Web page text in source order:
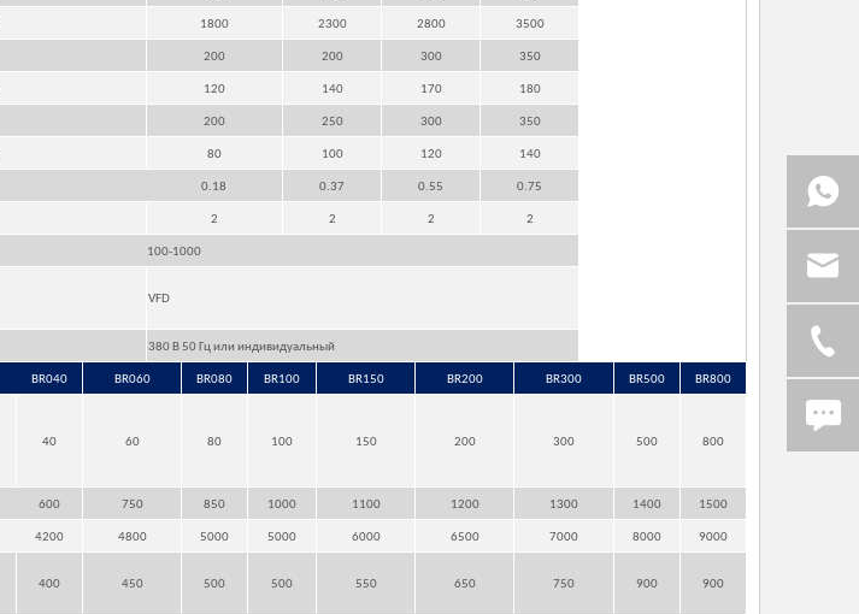
1800 2300 2800 3500
200 200 300 350
120 140 170 180
200 250 300 350
80 100 120 140
0.18 0.37 0.55 0.75
2 2 2 2
100-1000
VFD
380 В 50 Гц или индивидуальный
BR040 BR060 BR080 BR100 BR150 BR200 BR300 BR500 BR800
40 60 80 100 150 200 300 500 800
600 750 850 1000 1100 1200 1300 1400 1500
4200 4800 5000 5000 6000 6500 7000 8000 9000
400 450 500 500 550 650 750 900 900